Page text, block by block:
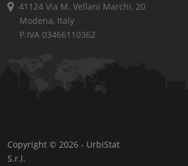
41124 Via M. Vellani Marchi, 20
Modena, Italy
P.IVA 03466110362
Copyright © 2026 - UrbiStat
S.r.l.